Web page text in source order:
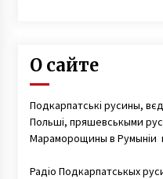
О сайте
Подкарпатські русины,
Польші, пряшевськыми
Мараморощины в Румыніи
Радіо Подкарпатськых